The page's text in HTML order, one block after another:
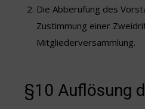
Die Abberufung des
Zustimmung einer
Mitgliederversammlung.
§10 Auflösung